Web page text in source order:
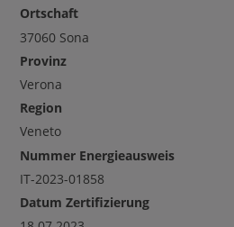
Ortschaft
37060 Sona
Provinz
Verona
Region
Veneto
Nummer Energieausweis
IT-2023-01858
Datum Zertifizierung